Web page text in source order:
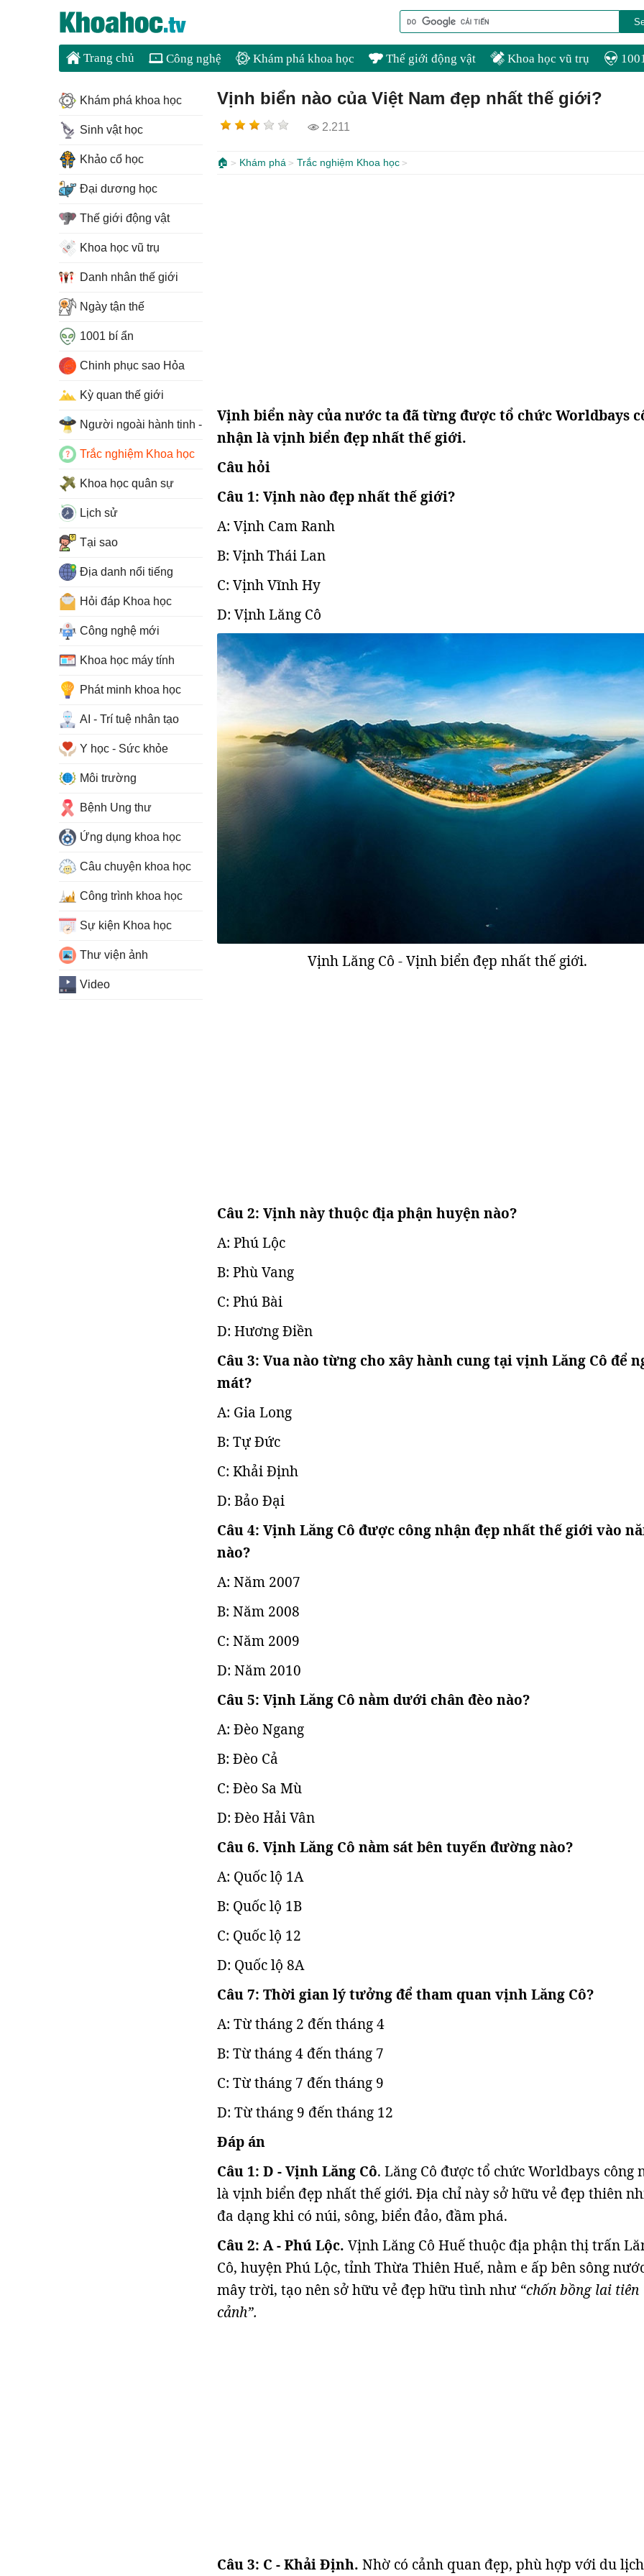
Trang chủ Công nghệ Khám phá khoa học Thế giới động vật Khoa học vũ trụ
Vịnh biển nào của Việt Nam đẹp nhất thế giới?
2.211
🏠 Khám phá Trắc nghiệm Khoa học
Vịnh biển này của nước ta đã từng được tổ chức Worldbays
nhận là vịnh biển đẹp nhất thế giới.
Câu hỏi
Câu 1: Vịnh nào đẹp nhất thế giới?
A: Vịnh Cam Ranh
B: Vịnh Thái Lan
C: Vịnh Vĩnh Hy
D: Vịnh Lăng Cô
Vịnh Lăng Cô - Vịnh biển đẹp nhất thế giới.
Câu 2: Vịnh này thuộc địa phận huyện nào?
A: Phú Lộc
B: Phù Vang
C: Phú Bài
D: Hương Điền
Câu 3: Vua nào từng cho xây hành cung tại vịnh Lăng Cô để
mát?
A: Gia Long
B: Tự Đức
C: Khải Định
D: Bảo Đại
Câu 4: Vịnh Lăng Cô được công nhận đẹp nhất thế giới vào
nào?
A: Năm 2007
B: Năm 2008
C: Năm 2009
D: Năm 2010
Câu 5: Vịnh Lăng Cô nằm dưới chân đèo nào?
A: Đèo Ngang
B: Đèo Cả
C: Đèo Sa Mù
D: Đèo Hải Vân
Câu 6. Vịnh Lăng Cô nằm sát bên tuyến đường nào?
A: Quốc lộ 1A
B: Quốc lộ 1B
C: Quốc lộ 12
D: Quốc lộ 8A
Câu 7: Thời gian lý tưởng để tham quan vịnh Lăng Cô?
A: Từ tháng 2 đến tháng 4
B: Từ tháng 4 đến tháng 7
C: Từ tháng 7 đến tháng 9
D: Từ tháng 9 đến tháng 12
Đáp án
Câu 1: D - Vịnh Lăng Cô. Lăng Cô được tổ chức Worldbays công
là vịnh biển đẹp nhất thế giới. Địa chỉ này sở hữu vẻ đẹp thiên
đa dạng khi có núi, sông, biển đảo, đầm phá.
Câu 2: A - Phú Lộc. Vịnh Lăng Cô Huế thuộc địa phận thị trấn
Cô, huyện Phú Lộc, tỉnh Thừa Thiên Huế, nằm e ấp bên sông
mây trời, tạo nên sở hữu vẻ đẹp hữu tình như “chốn bồng lai tiên
cảnh”.
Câu 3: C - Khải Định. Nhờ có cảnh quan đẹp, phù hợp với du
Khám phá khoa học
Sinh vật học
Khảo cổ học
Đại dương học
Thế giới động vật
Khoa học vũ trụ
Danh nhân thế giới
Ngày tận thế
1001 bí ẩn
Chinh phục sao Hỏa
Kỳ quan thế giới
Người ngoài hành tinh - UFO
Trắc nghiệm Khoa học
Khoa học quân sự
Lịch sử
Tại sao
Địa danh nổi tiếng
Hỏi đáp Khoa học
Công nghệ mới
Khoa học máy tính
Phát minh khoa học
AI - Trí tuệ nhân tạo
Y học - Sức khỏe
Môi trường
Bệnh Ung thư
Ứng dụng khoa học
Câu chuyện khoa học
Công trình khoa học
Sự kiện Khoa học
Thư viện ảnh
Video